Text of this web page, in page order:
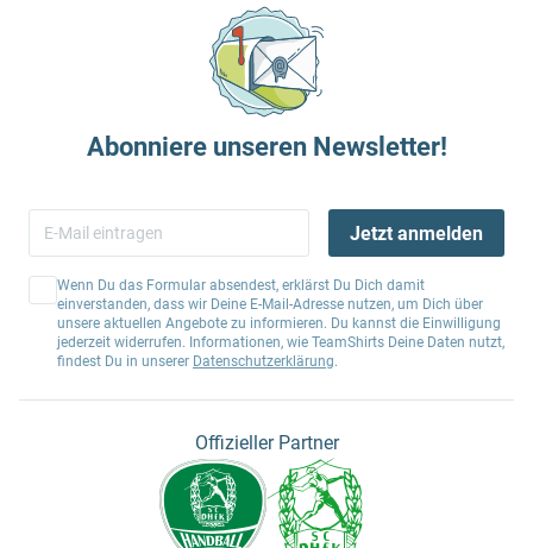
Abonniere unseren Newsletter!
Jetzt anmelden
Wenn Du das Formular absendest, erklärst Du Dich damit
einverstanden, dass wir Deine E-Mail-Adresse nutzen, um Dich über
unsere aktuellen Angebote zu informieren. Du kannst die Einwilligung
jederzeit widerrufen. Informationen, wie TeamShirts Deine Daten nutzt,
findest Du in unserer Datenschutzerklärung.
Offizieller Partner